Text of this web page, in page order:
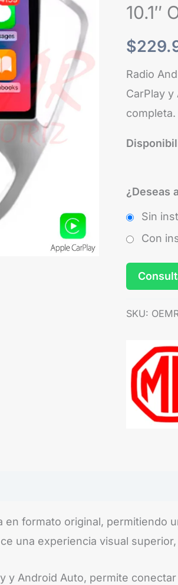
10.1″
$
Radio
CarPlay
completa.
¿Deseas
Sin
Con
SKU:
en formato original,
una experiencia visual
y Android Auto, permite